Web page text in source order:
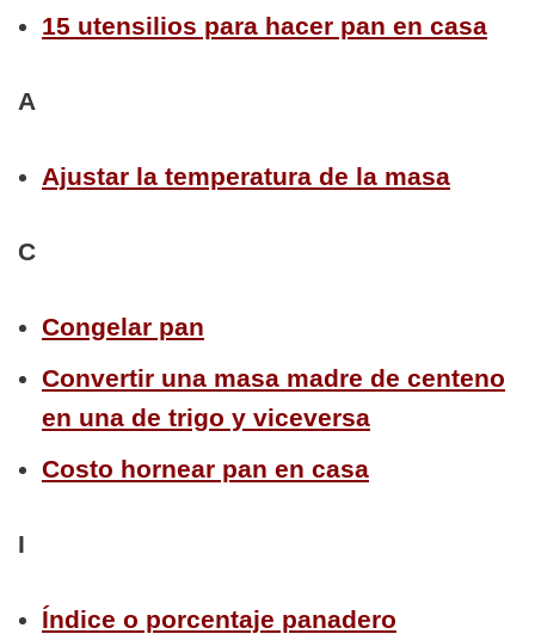
15 utensilios para hacer pan en casa
A
Ajustar la temperatura de la masa
C
Congelar pan
Convertir una masa madre de centeno
en una de trigo y viceversa
Costo hornear pan en casa
I
Índice o porcentaje panadero